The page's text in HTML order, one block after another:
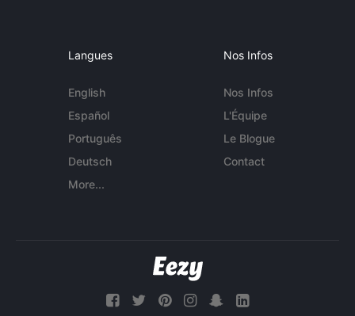
Langues
English
Español
Português
Deutsch
More...
Nos Infos
Nos Infos
L'Équipe
Le Blogue
Contact